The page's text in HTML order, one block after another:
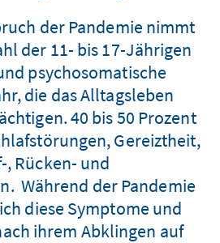
der Pandemie nimmt
der 11- bis 17-Jährigen
psychosomatische
die das Alltagsleben
40 bis 50 Prozent
Gereiztheit,
, Rücken- und
Während der Pandemie
diese Symptome und
ihrem Abklingen auf